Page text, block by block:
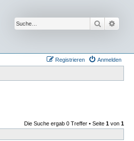
Suche
Anmelden
Registrieren
Die Suche ergab 0 Treffer • Seite 1 von 1